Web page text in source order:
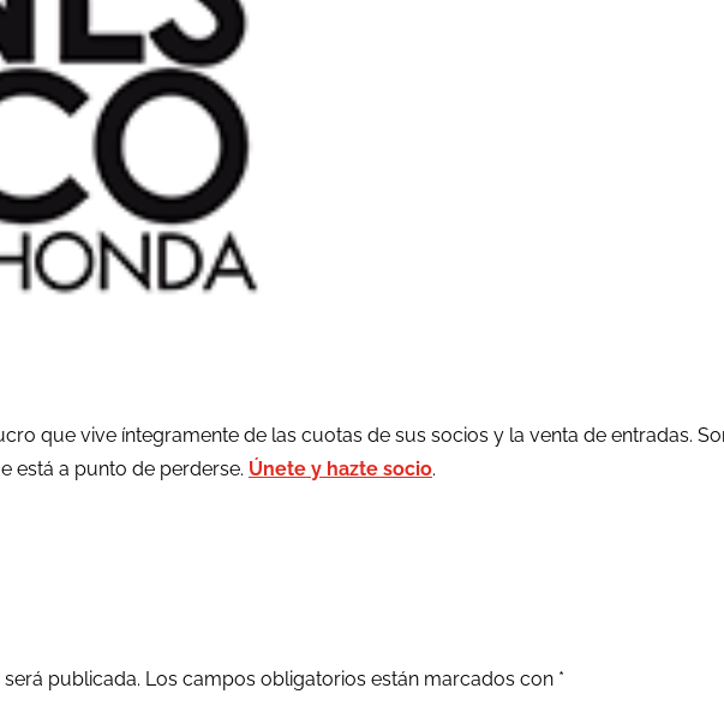
que vive íntegramente de las cuotas de sus socios y la venta de entradas.
está a punto de perderse. Únete y hazte socio.
publicada. Los campos obligatorios están marcados con *